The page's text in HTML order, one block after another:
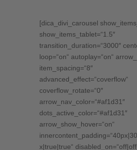
Flaschen
Weißwein
trocken
Riesling
Menge
[dica_divi_carousel
show_items_tablet=“1.5″
transition_duration=“3000″
loop=“on“ autoplay=“on“
item_spacing=“8″
advanced_effect=“coverflow“
coverflow_rotate=“0″
arrow_nav_color=“#af1d31″
dots_active_color=“#af1d31″
arrow_show_hover=“on“
x|true|true“